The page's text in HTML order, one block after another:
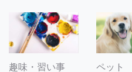
趣味・習い事 ペット